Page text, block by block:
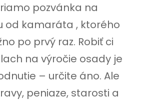
pozvánka na
od kamaráta , ktorého
po prvý raz. Robiť ci
na výročie osady je
– určite áno. Ale
peniaze, starosti a